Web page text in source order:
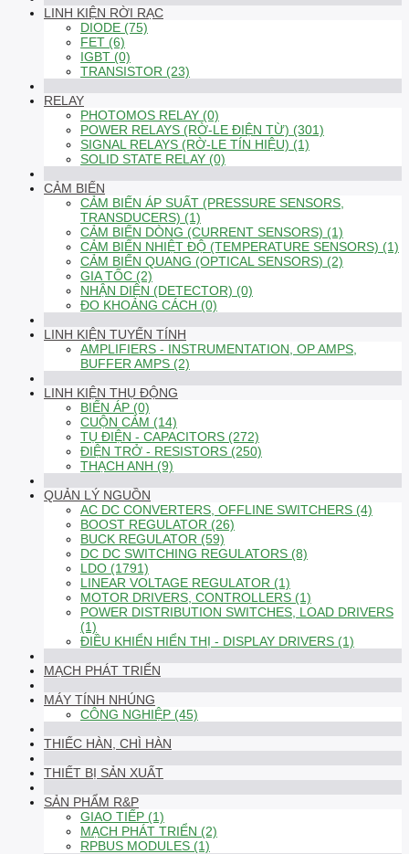
LINH KIỆN RỜI RẠC
DIODE (75)
FET (6)
IGBT (0)
TRANSISTOR (23)
RELAY
PHOTOMOS RELAY (0)
POWER RELAYS (RỜ-LE ĐIỆN TỪ) (301)
SIGNAL RELAYS (RỜ-LE TÍN HIỆU) (1)
SOLID STATE RELAY (0)
CẢM BIẾN
CẢM BIẾN ÁP SUẤT (PRESSURE SENSORS,
TRANSDUCERS) (1)
CẢM BIẾN DÒNG (CURRENT SENSORS) (1)
CẢM BIẾN NHIỆT ĐỘ (TEMPERATURE SENSORS) (1)
CẢM BIẾN QUANG (OPTICAL SENSORS) (2)
GIA TỐC (2)
NHẬN DIỆN (DETECTOR) (0)
ĐO KHOẢNG CÁCH (0)
LINH KIỆN TUYẾN TÍNH
AMPLIFIERS - INSTRUMENTATION, OP AMPS,
BUFFER AMPS (2)
LINH KIỆN THỤ ĐỘNG
BIẾN ÁP (0)
CUỘN CẢM (14)
TỤ ĐIỆN - CAPACITORS (272)
ĐIỆN TRỞ - RESISTORS (250)
THẠCH ANH (9)
QUẢN LÝ NGUỒN
AC DC CONVERTERS, OFFLINE SWITCHERS (4)
BOOST REGULATOR (26)
BUCK REGULATOR (59)
DC DC SWITCHING REGULATORS (8)
LDO (1791)
LINEAR VOLTAGE REGULATOR (1)
MOTOR DRIVERS, CONTROLLERS (1)
POWER DISTRIBUTION SWITCHES, LOAD DRIVERS
(1)
ĐIỀU KHIỂN HIỂN THỊ - DISPLAY DRIVERS (1)
MẠCH PHÁT TRIỂN
MÁY TÍNH NHÚNG
CÔNG NGHIỆP (45)
THIẾC HÀN, CHÌ HÀN
THIẾT BỊ SẢN XUẤT
SẢN PHẨM R&P
GIAO TIẾP (1)
MẠCH PHÁT TRIỂN (2)
RPBUS MODULES (1)